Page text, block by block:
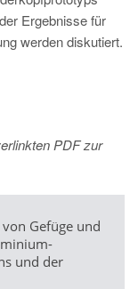
Ergebnisse für
werden diskutiert.
PDF zur
Gefüge und
und der